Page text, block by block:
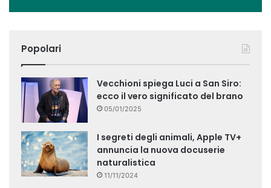
Popolari
Vecchioni spiega Luci a San Siro:
ecco il vero significato del brano
05/01/2025
I segreti degli animali, Apple TV+
annuncia la nuova docuserie
naturalistica
11/11/2024